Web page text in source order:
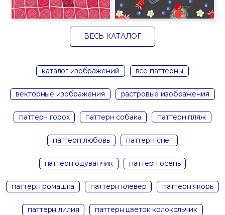
ВЕСЬ КАТАЛОГ
каталог изображений все паттерны
векторные изображения растровые изображения
паттерн горох паттерн собака паттерн пляж
паттерн любовь паттерн снег
паттерн одуванчик паттерн осень
паттерн ромашка паттерн клевер паттерн якорь
паттерн лилия паттерн цветок колокольчик